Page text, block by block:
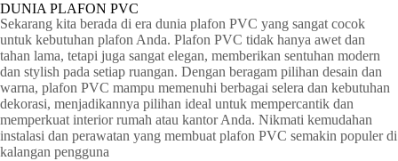
DUNIA PLAFON PVC
Sekarang kita berada di era dunia plafon PVC yang sangat cocok
untuk kebutuhan plafon Anda. Plafon PVC tidak hanya awet dan
tahan lama, tetapi juga sangat elegan, memberikan sentuhan modern
dan stylish pada setiap ruangan. Dengan beragam pilihan desain dan
warna, plafon PVC mampu memenuhi berbagai selera dan kebutuhan
dekorasi, menjadikannya pilihan ideal untuk mempercantik dan
memperkuat interior rumah atau kantor Anda. Nikmati kemudahan
instalasi dan perawatan yang membuat plafon PVC semakin populer di
kalangan pengguna